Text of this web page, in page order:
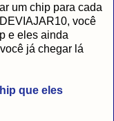
um chip para cada
você
e eles ainda
já chegar lá
que eles